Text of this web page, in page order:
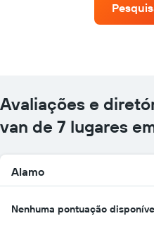
mês
O
gráfico
tem
X
exibindo
meses
Avaliações e
van de 7 lugares
Alamo
Nenhuma pontuação